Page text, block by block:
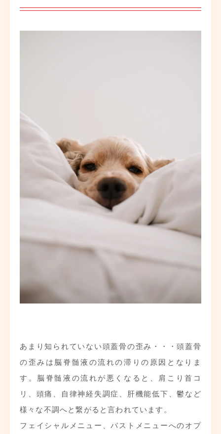
あまり知られていない頭蓋骨の歪み・・・頭蓋骨
の歪みは脳脊髄液の流れの滞りの原因となりま
す。脳脊髄液の流れが悪くなると、肩こり首コ
リ、頭痛、自律神経失調症、肝機能低下、鬱など
様々な不調へと繋がると言われています。
フェイシャルメニュー、バストメニューへのオプ